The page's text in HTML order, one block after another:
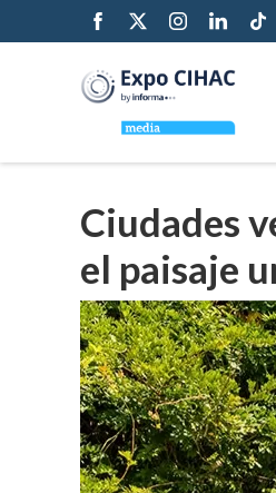
Ciudades
el paisaje